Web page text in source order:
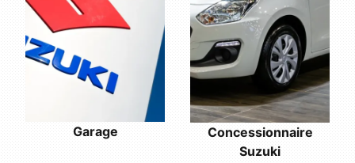
Garage
Concessionnaire
Suzuki